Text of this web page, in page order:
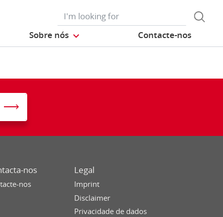
Sobre nós Contacte-nos
nos
nos
Legal
Imprint
Disclaimer
Privacidade de dados